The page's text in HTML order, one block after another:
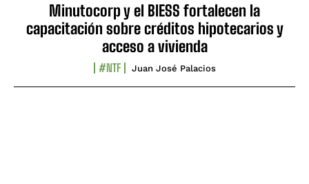
Minutocorp y el BIESS fortalecen la
capacitación sobre créditos hipotecarios y
acceso a vivienda
#NTF Juan José Palacios